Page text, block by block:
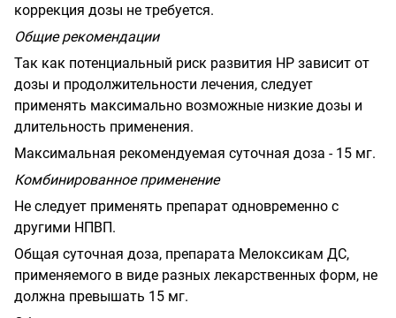
коррекция дозы не требуется.
Общие рекомендации
Так как потенциальный риск развития HP зависит от
дозы и продолжительности лечения, следует
применять максимально возможные низкие дозы и
длительность применения.
Максимальная рекомендуемая суточная доза - 15 мг.
Комбинированное применение
Не следует применять препарат одновременно с
другими НПВП.
Общая суточная доза, препарата Мелоксикам ДС,
применяемого в виде разных лекарственных форм, не
должна превышать 15 мг.